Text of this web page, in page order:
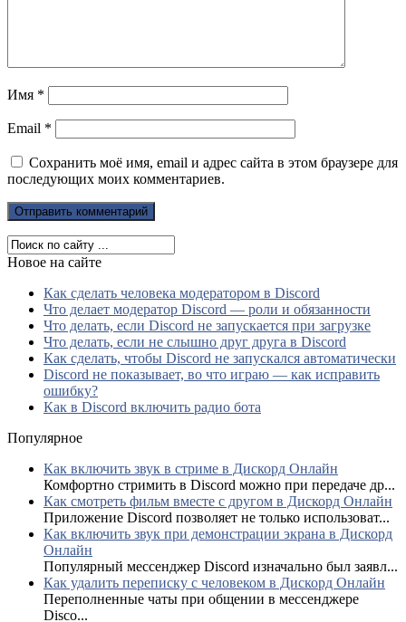
Имя *
Email *
Сохранить моё имя, email и адрес сайта в этом браузере для
последующих моих комментариев.
Новое на сайте
Как сделать человека модератором в Discord
Что делает модератор Discord — роли и обязанности
Что делать, если Discord не запускается при загрузке
Что делать, если не слышно друг друга в Discord
Как сделать, чтобы Discord не запускался автоматически
Discord не показывает, во что играю — как исправить
ошибку?
Как в Discord включить радио бота
Популярное
Как включить звук в стриме в Дискорд Онлайн
Комфортно стримить в Discord можно при передаче др...
Как смотреть фильм вместе с другом в Дискорд Онлайн
Приложение Discord позволяет не только использоват...
Как включить звук при демонстрации экрана в Дискорд
Онлайн
Популярный мессенджер Discord изначально был заявл...
Как удалить переписку с человеком в Дискорд Онлайн
Переполненные чаты при общении в мессенджере
Disco...